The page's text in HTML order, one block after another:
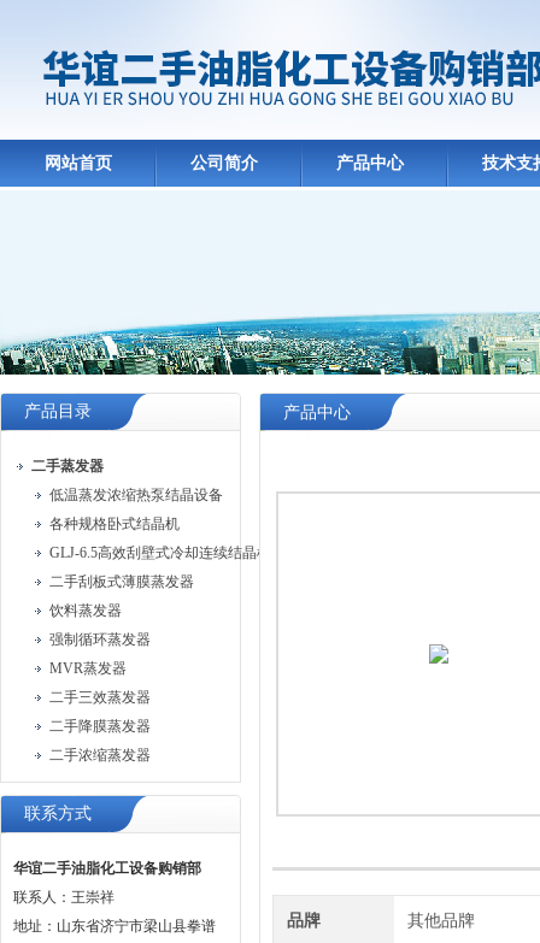
网站首页 公司简介 产品中心 技术支
产品目录
二手蒸发器
低温蒸发浓缩热泵结晶设备
各种规格卧式结晶机
GLJ-6.5高效刮壁式冷却连续结晶机
二手刮板式薄膜蒸发器
饮料蒸发器
强制循环蒸发器
MVR蒸发器
二手三效蒸发器
二手降膜蒸发器
二手浓缩蒸发器
联系方式
华谊二手油脂化工设备购销部
联系人：王崇祥
地址：山东省济宁市梁山县拳谱
产品中心
品牌 其他品牌